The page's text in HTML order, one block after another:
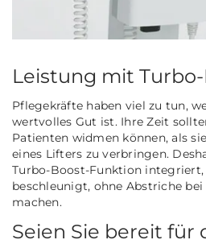
Leistung mit
Pflegekräfte haben viel zu tun,
wertvolles Gut ist. Ihre Zeit
Patienten widmen können, als
eines Lifters zu verbringen.
Turbo-Boost-Funktion integriert,
beschleunigt, ohne Abstriche
machen.
Seien Sie bereit für